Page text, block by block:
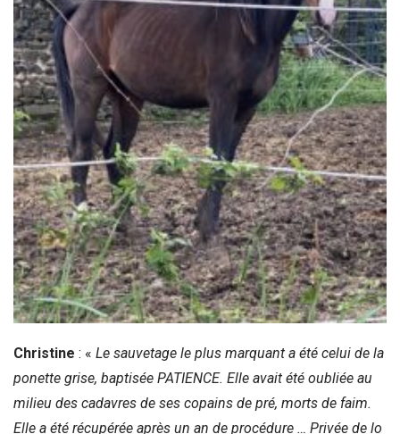
Christine : « Le sauvetage le plus marquant a été celui de la
ponette grise, baptisée PATIENCE. Elle avait été oubliée au
milieu des cadavres de ses copains de pré, morts de faim.
Elle a été récupérée après un an de procédure … Privée de lo